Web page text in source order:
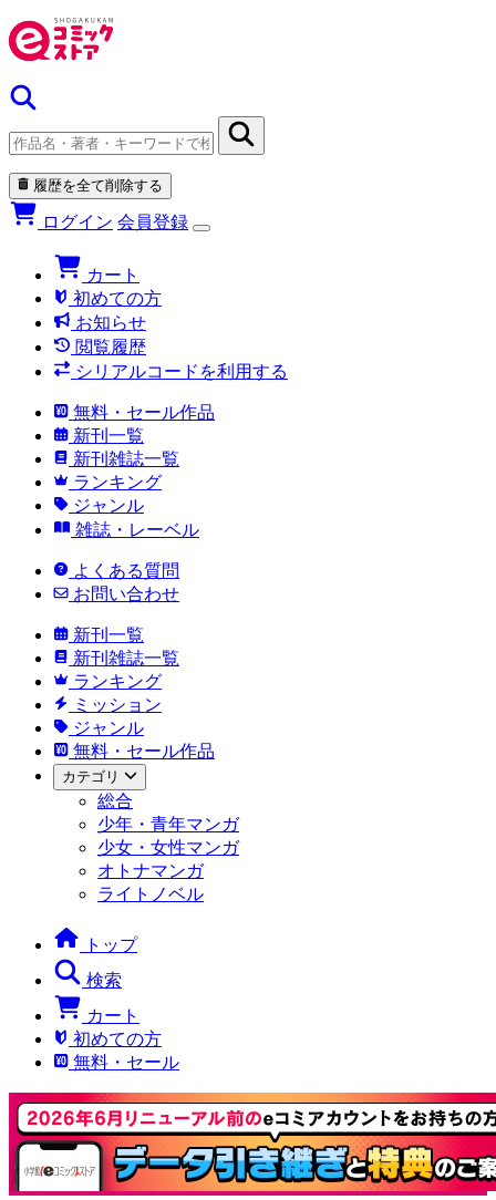
履歴を全て削除する
ログイン 会員登録
カート
初めての方
お知らせ
閲覧履歴
シリアルコードを利用する
無料・セール作品
新刊一覧
新刊雑誌一覧
ランキング
ジャンル
雑誌・レーベル
よくある質問
お問い合わせ
新刊一覧
新刊雑誌一覧
ランキング
ミッション
ジャンル
無料・セール作品
カテゴリ
総合
少年・青年マンガ
少女・女性マンガ
オトナマンガ
ライトノベル
トップ
検索
カート
初めての方
無料・セール